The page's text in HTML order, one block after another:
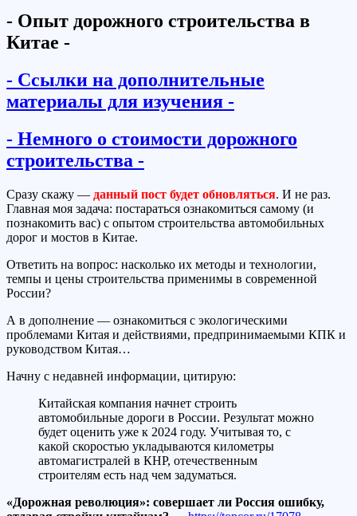
- Опыт дорожного строительства в
Китае -
- Ссылки на дополнительные
материалы для изучения -
- Немного о стоимости дорожного
строительства -
Сразу скажу — данный пост будет обновляться. И не раз.
Главная моя задача: постараться ознакомиться самому (и
познакомить вас) с опытом строительства автомобильных
дорог и мостов в Китае.
Ответить на вопрос: насколько их методы и технологии,
темпы и цены строительства применимы в современной
России?
А в дополнение — ознакомиться с экологическими
проблемами Китая и действиями, предпринимаемыми КПК и
руководством Китая…
Начну с недавней информации, цитирую:
Китайская компания начнет строить
автомобильные дороги в России. Результат можно
будет оценить уже к 2024 году. Учитывая то, с
какой скоростью укладываются километры
автомагистралей в КНР, отечественным
строителям есть над чем задуматься.
«Дорожная революция»: совершает ли Россия ошибку,